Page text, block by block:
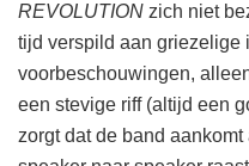
REVOLUTION zich niet
tijd verspild aan griezelige
voorbeschouwingen,
een stevige riff (altijd een
zorgt dat de band